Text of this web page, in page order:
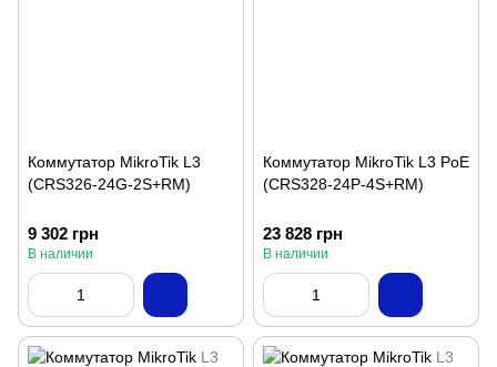
Коммутатор MikroTik L3
(CRS326-24G-2S+RM)
9 302 грн
В наличии
Коммутатор MikroTik L3 PoE
(CRS328-24P-4S+RM)
23 828 грн
В наличии